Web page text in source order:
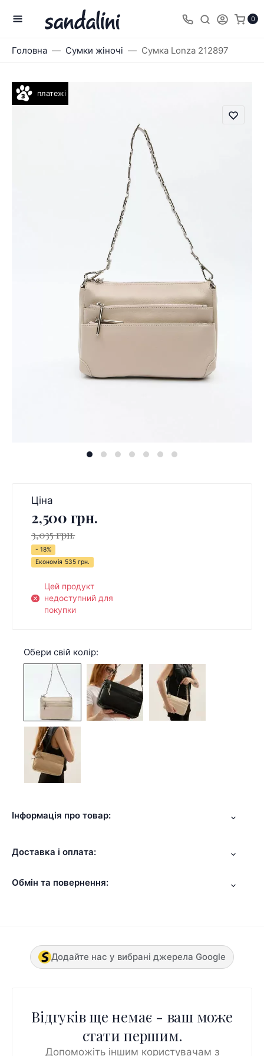
0
Головна Сумки жіночі Сумка Lonza 212897
платежі
Ціна
2,500 грн.
3,035 грн.
- 18%
Економія 535 грн.
Цей продукт
недоступний для
покупки
Обери свій колір:
Інформація про товар:
Доставка і оплата:
Обмін та повернення:
Додайте нас у вибрані джерела Google
Відгуків ще немає - ваш може
стати першим.
Допоможіть іншим користувачам з